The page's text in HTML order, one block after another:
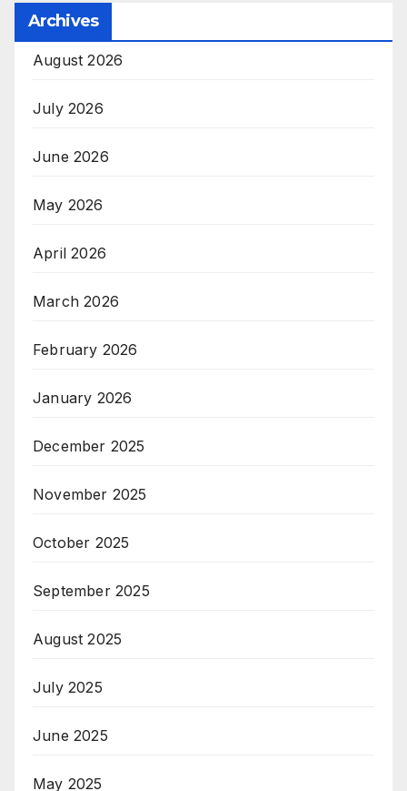
Archives
August 2026
July 2026
June 2026
May 2026
April 2026
March 2026
February 2026
January 2026
December 2025
November 2025
October 2025
September 2025
August 2025
July 2025
June 2025
May 2025